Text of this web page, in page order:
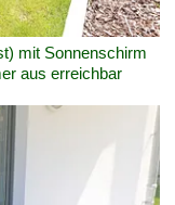
mit Sonnenschirm
aus erreichbar